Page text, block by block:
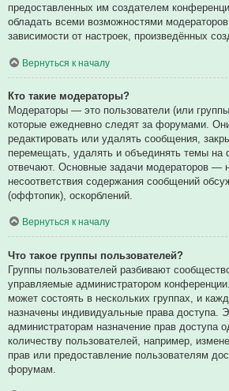
предоставленных им создателем
обладать всеми возможностями
зависимости от настроек, произведённых
Вернуться к началу
Кто такие модераторы?
Модераторы — это пользователи (или группы
которые ежедневно следят за форумами.
редактировать или удалять сообщения,
перемещать, удалять и объединять темы на
отвечают. Основные задачи модераторов —
несоответствия содержания сообщений
(оффтопик), оскорблений.
Вернуться к началу
Что такое группы пользователей?
Группы пользователей разбивают
управляемые администратором
может состоять в нескольких группах, и
назначены индивидуальные права доступа.
администраторам назначение прав доступа
количеству пользователей, например,
прав или предоставление пользователям
форумам.